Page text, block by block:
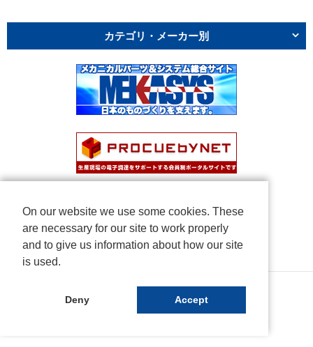
カテゴリ・メーカー別
On our website we use some cookies. These
are necessary for our site to work properly
and to give us information about how our site
is used.
Deny Accept